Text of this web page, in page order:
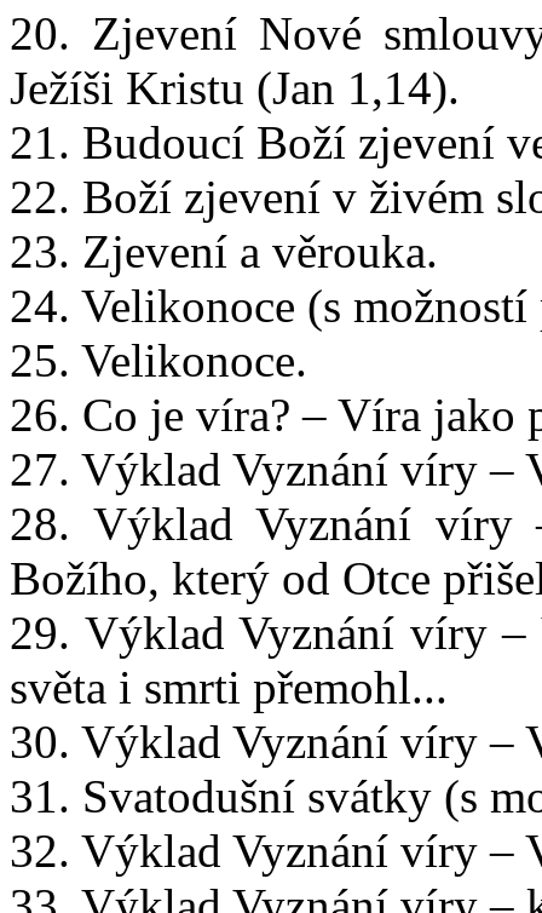
20. Zjevení Nové
Ježíši Kristu (Jan 1,14).
21. Budoucí Boží zjevení
22. Boží zjevení v živém
23. Zjevení a věrouka.
24. Velikonoce (s možností
25. Velikonoce.
26. Co je víra? – Víra jako
27. Výklad Vyznání víry –
28. Výklad Vyznání víry
Božího, který od Otce
29. Výklad Vyznání víry –
světa i smrti přemohl...
30. Výklad Vyznání víry –
31. Svatodušní svátky (s
32. Výklad Vyznání víry –